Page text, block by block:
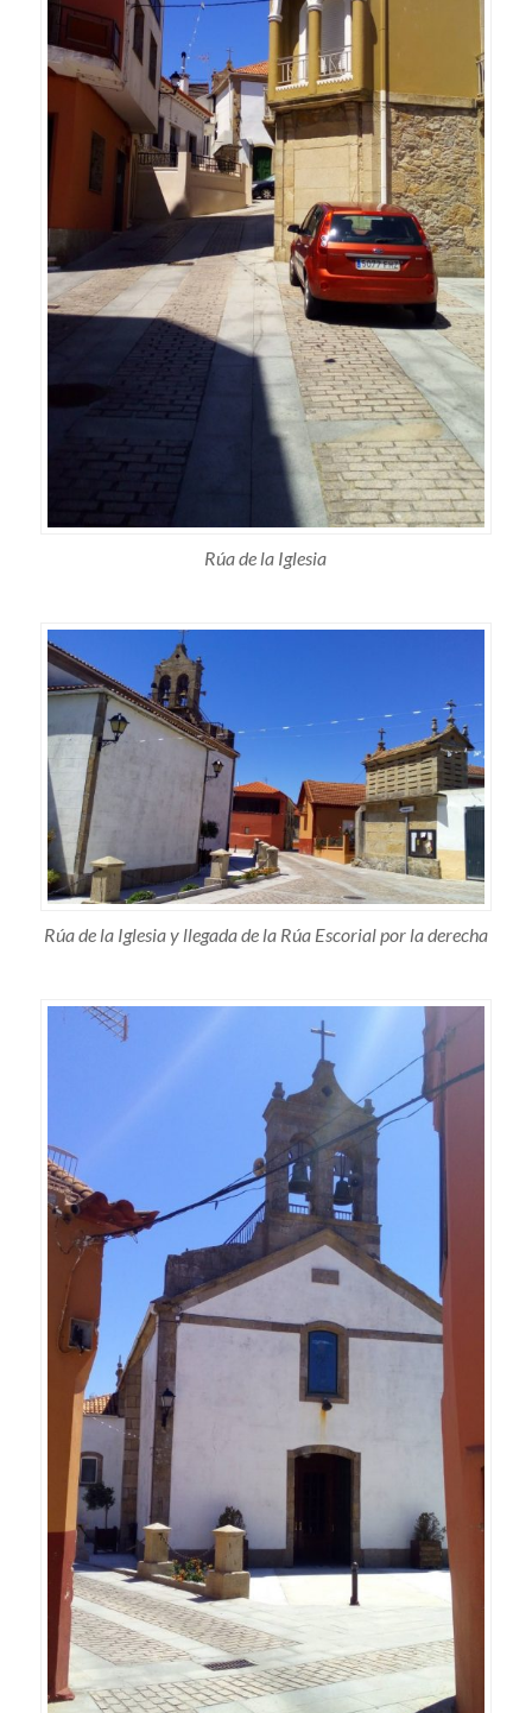
Rúa de la Iglesia
Rúa de la Iglesia y llegada de la Rúa Escorial por la derecha